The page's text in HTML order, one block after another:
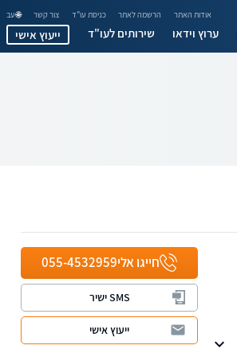
אודות האתר הרשמה לאתר כניסת עו"ד צור קשר 🌐 עב
ערוץ וידאו שירותים לעו"ד ייעוץ אישי
חייגו אלי055-4532959
SMS ישיר
ייעוץ אישי